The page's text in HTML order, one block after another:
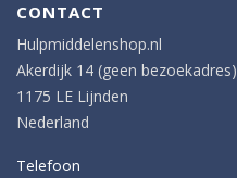
CONTACT
Hulpmiddelenshop.nl
Akerdijk 14 (geen bezoekadres)
1175 LE Lijnden
Nederland
Telefoon